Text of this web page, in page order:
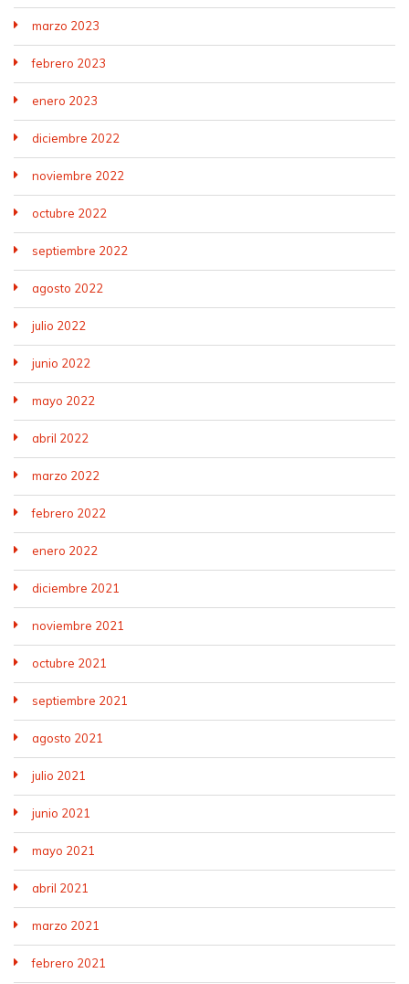
marzo 2023
febrero 2023
enero 2023
diciembre 2022
noviembre 2022
octubre 2022
septiembre 2022
agosto 2022
julio 2022
junio 2022
mayo 2022
abril 2022
marzo 2022
febrero 2022
enero 2022
diciembre 2021
noviembre 2021
octubre 2021
septiembre 2021
agosto 2021
julio 2021
junio 2021
mayo 2021
abril 2021
marzo 2021
febrero 2021